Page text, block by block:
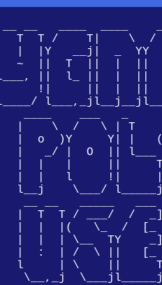
T  T /    T|    \
|  |Y   __j|  _  YY
~  ||  T  ||  |  ||
||  l_ ||  |  ||
!|     ||  |  ||
|    \  /   \ | T
|  o  )Y     Y| |
|   _/ |  O  ||
|  |   |     ||
|  |   l     !|
l__j    \___/
|  T  T / ___/  /
|  |  |(   \_  /
|  |  | \__  TY
|  :  | /  \ ||
l     | \    ||
\__,_j